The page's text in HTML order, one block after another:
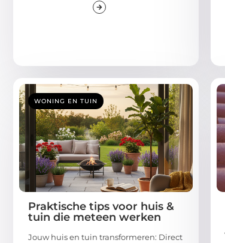
WONING EN TUIN
Praktische tips voor huis &
tuin die meteen werken
Jouw huis en tuin transformeren: Direct